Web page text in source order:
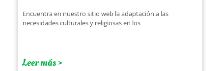
Encuentra en nuestro sitio web la adaptación a las
necesidades culturales y religiosas en los
Leer más >